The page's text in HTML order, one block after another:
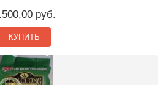
руб.
КУПИТЬ